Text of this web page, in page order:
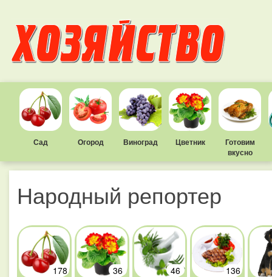
Сад Огород Виноград Цветник
Готовим
вкусно
Народный репортер
178
36
46
136